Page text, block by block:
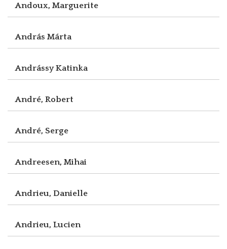
Andoux, Marguerite
András Márta
Andrássy Katinka
André, Robert
André, Serge
Andreesen, Mihai
Andrieu, Danielle
Andrieu, Lucien